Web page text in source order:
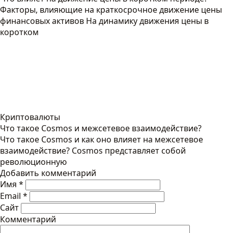
Факторы, влияющие на краткосрочное движение цены
финансовых активов На динамику движения цены в
коротком
Криптовалюты
Что такое Cosmos и межсетевое взаимодействие?
Что такое Cosmos и как оно влияет на межсетевое
взаимодействие? Cosmos представляет собой
революционную
Добавить комментарий
Имя *
Email *
Сайт
Комментарий